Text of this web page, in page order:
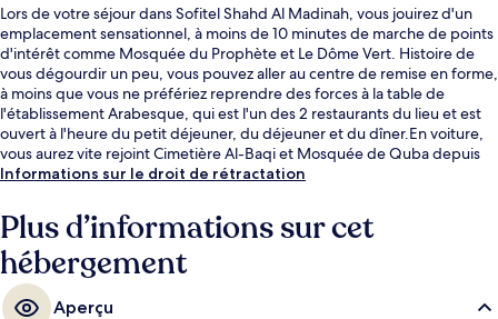
Lors de votre séjour dans Sofitel Shahd Al Madinah, vous jouirez d'un
emplacement sensationnel, à moins de 10 minutes de marche de points
d'intérêt comme Mosquée du Prophète et Le Dôme Vert. Histoire de
vous dégourdir un peu, vous pouvez aller au centre de remise en forme,
à moins que vous ne préfériez reprendre des forces à la table de
l'établissement Arabesque, qui est l'un des 2 restaurants du lieu et est
ouvert à l'heure du petit déjeuner, du déjeuner et du dîner.En voiture,
vous aurez vite rejoint Cimetière Al-Baqi et Mosquée de Quba depuis
cet hôtel de luxe. Les autres voyageurs ne tarissent pas d'éloges en ce
Informations sur le droit de rétractation
Plus d’informations sur cet
hébergement
Aperçu